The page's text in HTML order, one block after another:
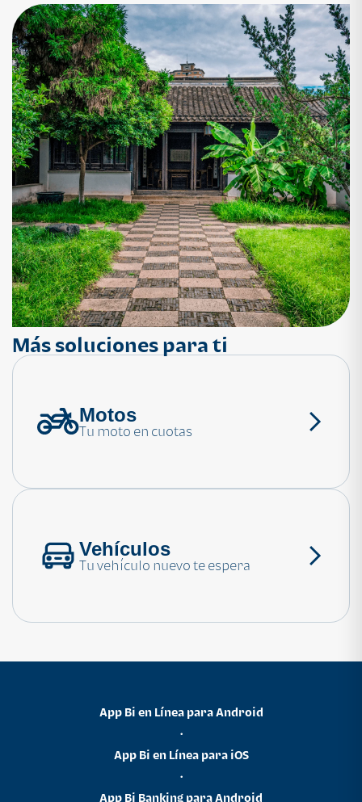
¿Necesitas ayuda?
Más soluciones para ti
Motos
Tu moto en cuotas
Vehículos
Tu vehículo nuevo te espera
App Bi en Línea para Android
•
App Bi en Línea para iOS
•
App Bi Banking para Android